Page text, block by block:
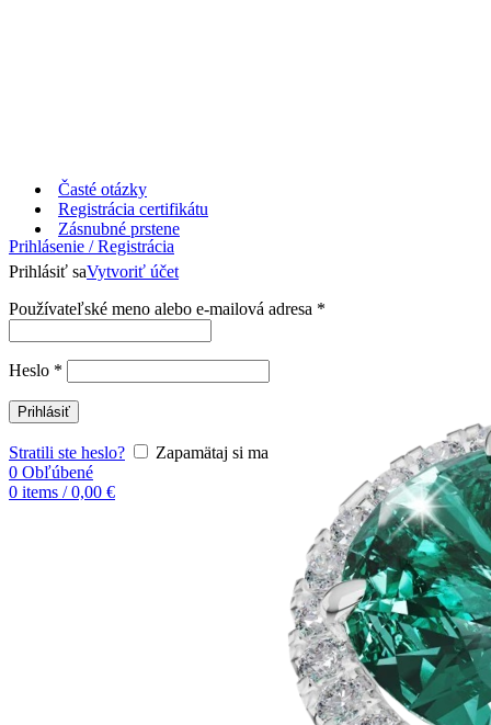
Časté otázky
Registrácia certifikátu
Prihlásenie / Registrácia
Prihlásiť saVytvoriť účet
Používateľské meno alebo e-mailová adresa *
Heslo *
Prihlásiť
Stratili ste heslo?
Zapamätaj si ma
0 Obľúbené
0 items / 0,00 €
Zásnubné prstene